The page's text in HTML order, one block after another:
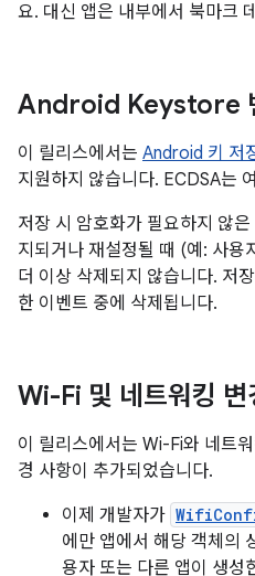
요. 대신 앱은 내부에서 북마크
Android Keystore
이 릴리스에서는 Android 키 저
지원하지 않습니다. ECDSA는
저장 시 암호화가 필요하지 않
지되거나 재설정될 때 (예: 사용
더 이상 삭제되지 않습니다. 저
한 이벤트 중에 삭제됩니다.
Wi-Fi 및 네트워킹 변
이 릴리스에서는 Wi-Fi와 네트
경 사항이 추가되었습니다.
이제 개발자가
에만 앱에서 해당 객체의
용자 또는 다른 앱이 생성